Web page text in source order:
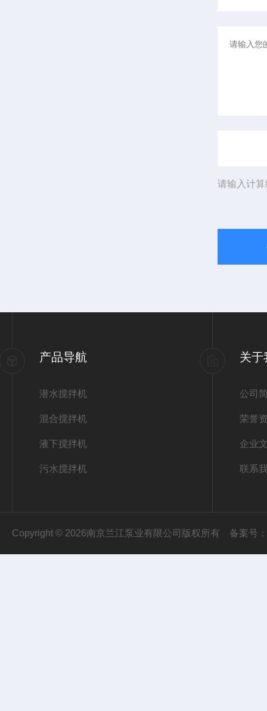
请输入计
产品导航
潜水搅拌机
混合搅拌机
液下搅拌机
污水搅拌机
关于
公司
荣誉
企业
联系
Copyright © 2026南京兰江泵业有限公司版权所有 备案号